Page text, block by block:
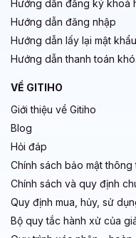
Hướng dẫn đăng ký khoá
Hướng dẫn đăng nhập
Hướng dẫn lấy lại mật khẩu
Hướng dẫn thanh toán
VỀ GITIHO
Giới thiệu về Gitiho
Blog
Hỏi đáp
Chính sách bảo mật thông
Chính sách và quy định
Quy định mua, hủy, sử
Bộ quy tắc hành xử của